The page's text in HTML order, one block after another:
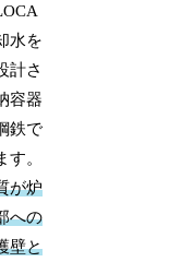
水を
計さ
容器
鉄で
。
が炉
への
壁と